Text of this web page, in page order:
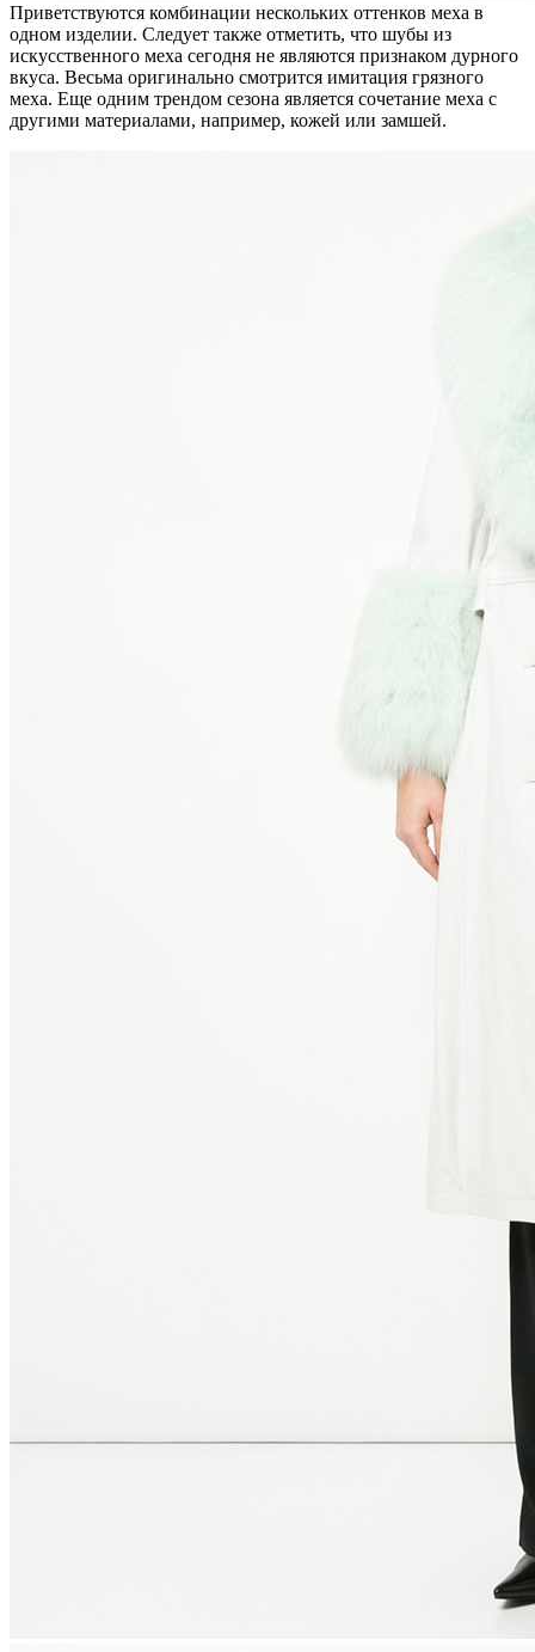
Приветствуются комбинации нескольких оттенков меха в
одном изделии. Следует также отметить, что шубы из
искусственного меха сегодня не являются признаком дурного
вкуса. Весьма оригинально смотрится имитация грязного
меха. Еще одним трендом сезона является сочетание меха с
другими материалами, например, кожей или замшей.